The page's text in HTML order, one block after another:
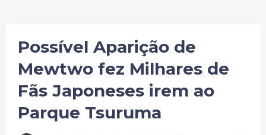
Possível Aparição de
Mewtwo fez Milhares de
Fãs Japoneses irem ao
Parque Tsuruma